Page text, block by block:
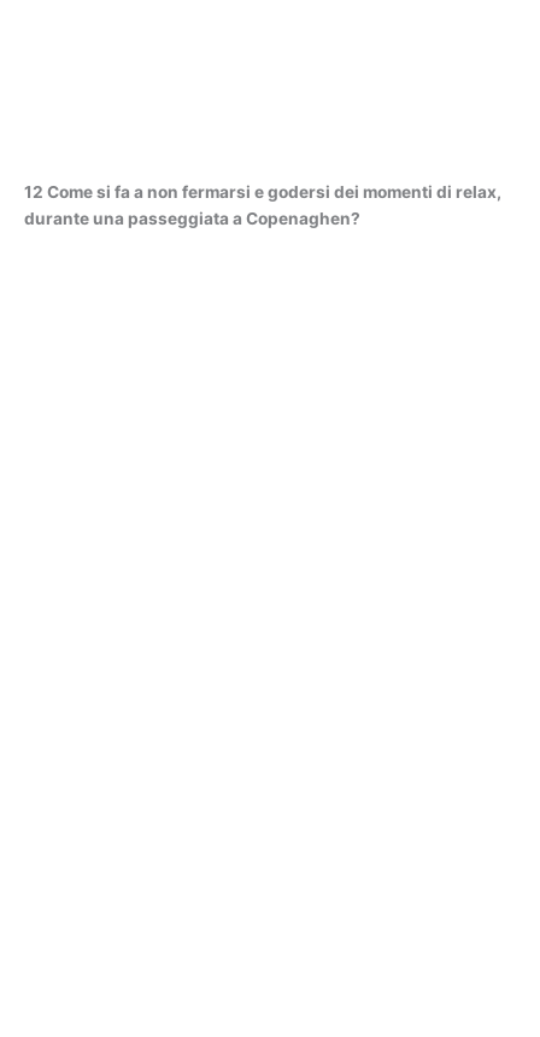
12 Come si fa a non fermarsi e godersi dei momenti di relax,
durante una passeggiata a Copenaghen?